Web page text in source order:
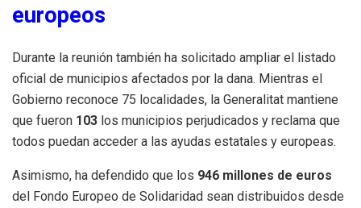
europeos
Durante la reunión también ha solicitado ampliar el listado
oficial de municipios afectados por la dana. Mientras el
Gobierno reconoce 75 localidades, la Generalitat mantiene
que fueron 103 los municipios perjudicados y reclama que
todos puedan acceder a las ayudas estatales y europeas.
Asimismo, ha defendido que los 946 millones de euros
del Fondo Europeo de Solidaridad sean distribuidos desde